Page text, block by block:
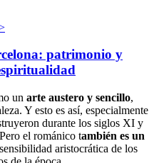
patrimonio y
un arte austero y sencillo,
Y esto es así, especialmente
durante los siglos XI y
el románico también es un
aristocrática de los